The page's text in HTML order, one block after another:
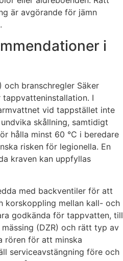
är avgörande för jämn
i
och branschregler Säker
I
vid tappstället inte
skållning, samtidigt
hålla minst 60 °C i beredare
risken för legionella. En
kraven kan uppfyllas
med backventiler för att
korskoppling mellan kall- och
godkända för tappvatten, till
(DZR) och rätt typ av
rören för att minska
serviceavstängning före och